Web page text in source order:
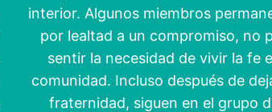
en
y
interior. Algunos miembros
por lealtad a un compromiso, no
sentir la necesidad de vivir la fe
comunidad. Incluso después de
fraternidad, siguen en el grupo